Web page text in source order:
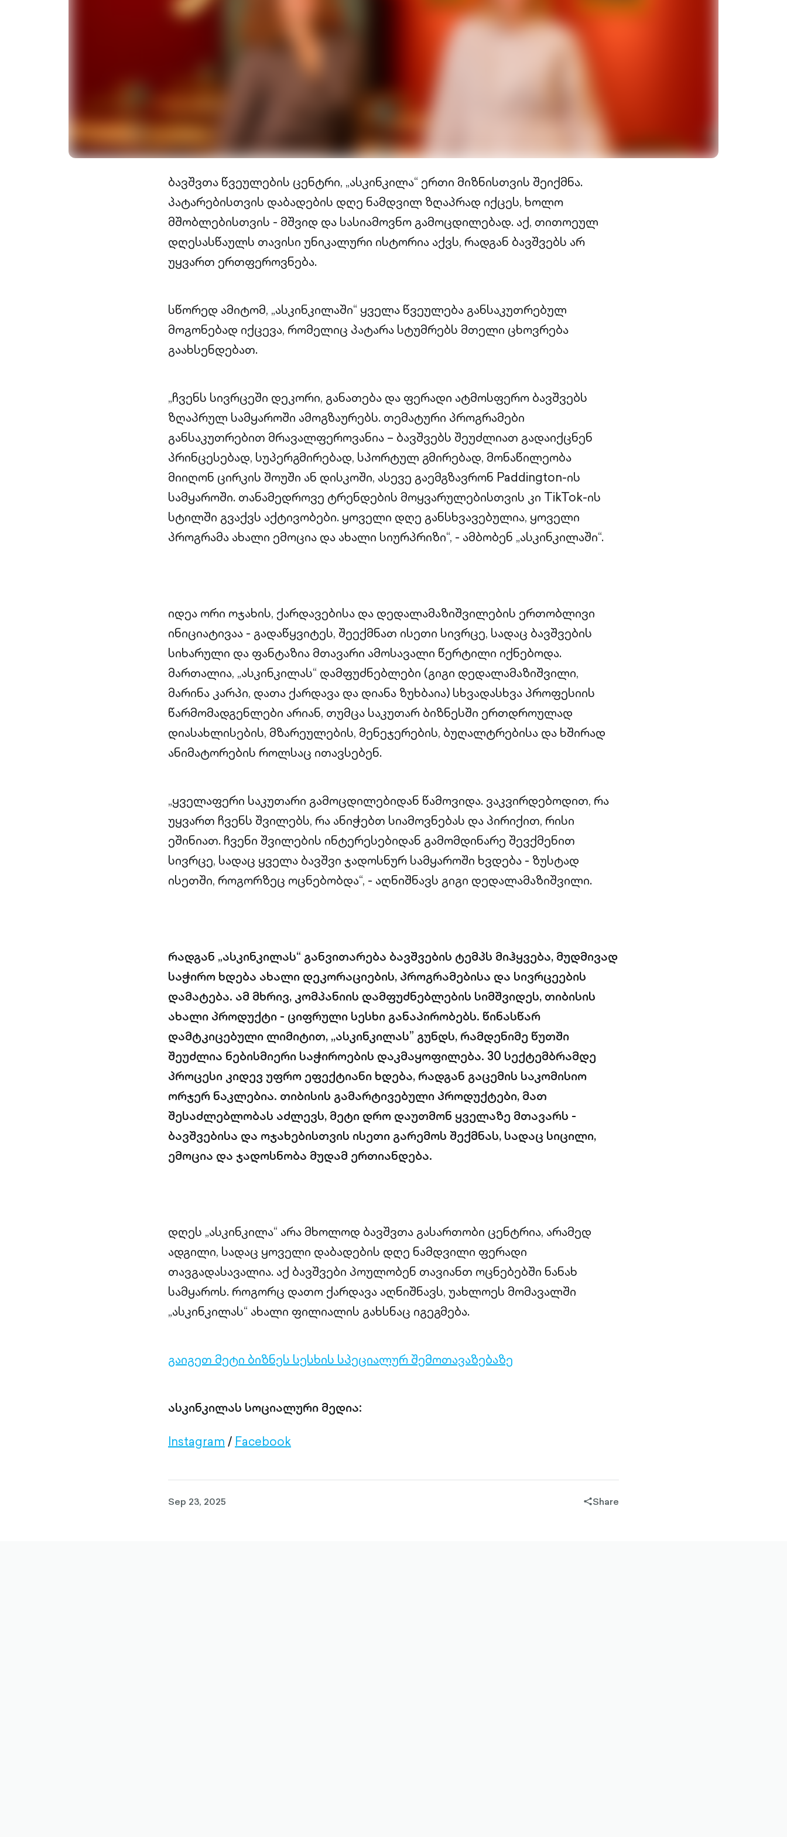
ბავშვთა წვეულების ცენტრი, „ასკინკილა“ ერთი მიზნისთვის შეიქმნა.
პატარებისთვის დაბადების დღე ნამდვილ ზღაპრად იქცეს, ხოლო
მშობლებისთვის - მშვიდ და სასიამოვნო გამოცდილებად. აქ, თითოეულ
დღესასწაულს თავისი უნიკალური ისტორია აქვს, რადგან ბავშვებს არ
უყვართ ერთფეროვნება.
სწორედ ამიტომ, „ასკინკილაში“ ყველა წვეულება განსაკუთრებულ
მოგონებად იქცევა, რომელიც პატარა სტუმრებს მთელი ცხოვრება
გაახსენდებათ.
„ჩვენს სივრცეში დეკორი, განათება და ფერადი ატმოსფერო ბავშვებს
ზღაპრულ სამყაროში ამოგზაურებს. თემატური პროგრამები
განსაკუთრებით მრავალფეროვანია – ბავშვებს შეუძლიათ გადაიქცნენ
პრინცესებად, სუპერგმირებად, სპორტულ გმირებად, მონაწილეობა
მიიღონ ცირკის შოუში ან დისკოში, ასევე გაემგზავრონ Paddington-ის
სამყაროში. თანამედროვე ტრენდების მოყვარულებისთვის კი TikTok-ის
სტილში გვაქვს აქტივობები. ყოველი დღე განსხვავებულია, ყოველი
პროგრამა ახალი ემოცია და ახალი სიურპრიზი“, - ამბობენ „ასკინკილაში“.
იდეა ორი ოჯახის, ქარდავებისა და დედალამაზიშვილების ერთობლივი
ინიციატივაა - გადაწყვიტეს, შეექმნათ ისეთი სივრცე, სადაც ბავშვების
სიხარული და ფანტაზია მთავარი ამოსავალი წერტილი იქნებოდა.
მართალია, „ასკინკილას“ დამფუძნებლები (გიგი დედალამაზიშვილი,
მარინა კარპი, დათა ქარდავა და დიანა ზუხბაია) სხვადასხვა პროფესიის
წარმომადგენლები არიან, თუმცა საკუთარ ბიზნესში ერთდროულად
დიასახლისების, მზარეულების, მენეჯერების, ბუღალტრებისა და ხშირად
ანიმატორების როლსაც ითავსებენ.
„ყველაფერი საკუთარი გამოცდილებიდან წამოვიდა. ვაკვირდებოდით, რა
უყვართ ჩვენს შვილებს, რა ანიჭებთ სიამოვნებას და პირიქით, რისი
ეშინიათ. ჩვენი შვილების ინტერესებიდან გამომდინარე შევქმენით
სივრცე, სადაც ყველა ბავშვი ჯადოსნურ სამყაროში ხვდება - ზუსტად
ისეთში, როგორზეც ოცნებობდა“, - აღნიშნავს გიგი დედალამაზიშვილი.
რადგან „ასკინკილას“ განვითარება ბავშვების ტემპს მიჰყვება, მუდმივად
საჭირო ხდება ახალი დეკორაციების, პროგრამებისა და სივრცეების
დამატება. ამ მხრივ, კომპანიის დამფუძნებლების სიმშვიდეს, თიბისის
ახალი პროდუქტი - ციფრული სესხი განაპირობებს. წინასწარ
დამტკიცებული ლიმიტით, ,,ასკინკილას” გუნდს, რამდენიმე წუთში
შეუძლია ნებისმიერი საჭიროების დაკმაყოფილება. 30 სექტემბრამდე
პროცესი კიდევ უფრო ეფექტიანი ხდება, რადგან გაცემის საკომისიო
ორჯერ ნაკლებია. თიბისის გამარტივებული პროდუქტები, მათ
შესაძლებლობას აძლევს, მეტი დრო დაუთმონ ყველაზე მთავარს -
ბავშვებისა და ოჯახებისთვის ისეთი გარემოს შექმნას, სადაც სიცილი,
ემოცია და ჯადოსნობა მუდამ ერთიანდება.
დღეს „ასკინკილა“ არა მხოლოდ ბავშვთა გასართობი ცენტრია, არამედ
ადგილი, სადაც ყოველი დაბადების დღე ნამდვილი ფერადი
თავგადასავალია. აქ ბავშვები პოულობენ თავიანთ ოცნებებში ნანახ
სამყაროს. როგორც დათო ქარდავა აღნიშნავს, უახლოეს მომავალში
„ასკინკილას“ ახალი ფილიალის გახსნაც იგეგმება.
გაიგეთ მეტი ბიზნეს სესხის სპეციალურ შემოთავაზებაზე
ასკინკილას სოციალური მედია:
Instagram / Facebook
Sep 23, 2025
share-
Share